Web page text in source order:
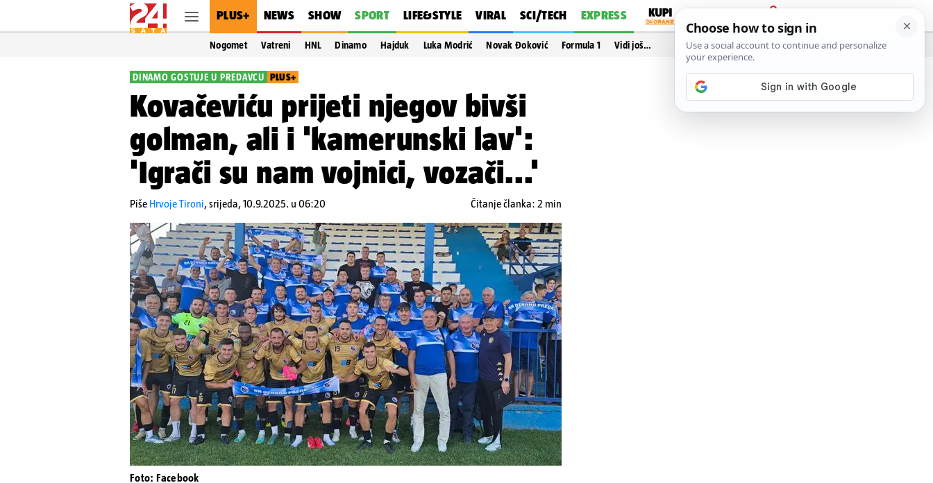
PLUS+ NEWS SHOW SPORT LIFE&STYLE VIRAL SCI/TECH EXPRESS
PRIJAVA
Nogomet Vatreni HNL Dinamo Hajduk Luka Modrić Novak Đoković Formula 1 Vidi još…
DINAMO GOSTUJE U PREDAVCU PLUS+
Kovačeviću prijeti njegov bivši
golman, ali i 'kamerunski lav':
'Igrači su nam vojnici, vozači...'
Piše Hrvoje Tironi,srijeda, 10.9.2025. u 06:20 Čitanje članka: 2 min
Foto: Facebook